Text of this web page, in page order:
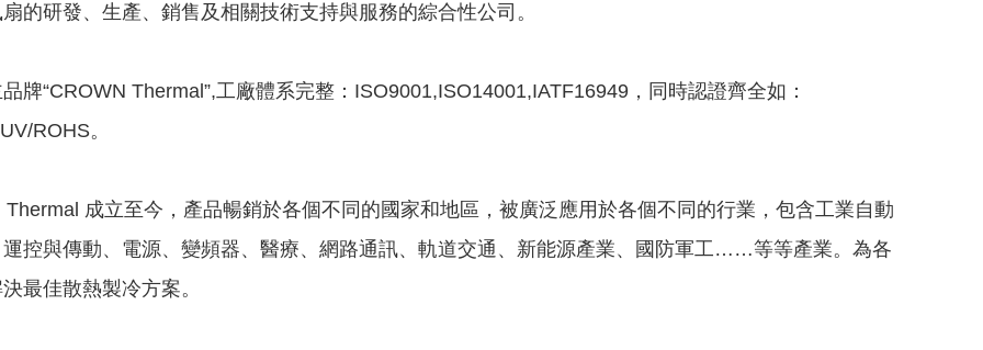
的研發、生產、銷售及相關技術支持與服務的綜合性公司。
牌“CROWN Thermal ”,工廠體系完整： ISO9001,ISO14001,IATF16949 ，同時認證齊全如：
ROHS。
成立至今，產品暢銷於各個不同的國家和地區，被廣泛應用於各個不同的行業，包含工業自動
控與傳動、電源、變頻器、醫療、網路通訊、軌道交通、新能源產業、國防軍工……等等產業。為各
最佳散熱製冷方案。